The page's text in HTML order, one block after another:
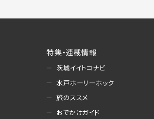
特集・連載情報
茨城イイトコナビ
水戸ホーリーホック
旅のススメ
おでかけガイド